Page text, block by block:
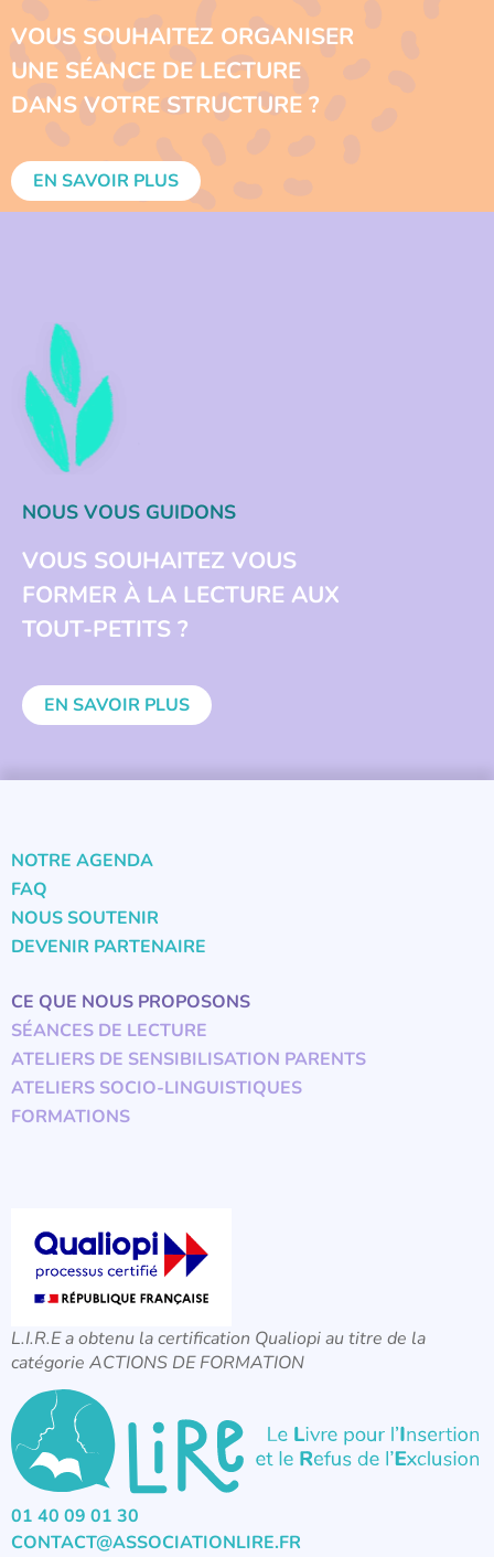
VOUS SOUHAITEZ ORGANISER
UNE SÉANCE DE LECTURE
DANS VOTRE STRUCTURE ?
EN SAVOIR PLUS
NOUS VOUS GUIDONS
VOUS SOUHAITEZ VOUS
FORMER À LA LECTURE AUX
TOUT-PETITS ?
EN SAVOIR PLUS
NOTRE AGENDA
FAQ
NOUS SOUTENIR
DEVENIR PARTENAIRE
CE QUE NOUS PROPOSONS
SÉANCES DE LECTURE
ATELIERS DE SENSIBILISATION PARENTS
ATELIERS SOCIO-LINGUISTIQUES
FORMATIONS
L.I.R.E a obtenu la certification Qualiopi au titre de la
catégorie ACTIONS DE FORMATION
01 40 09 01 30
CONTACT@ASSOCIATIONLIRE.FR